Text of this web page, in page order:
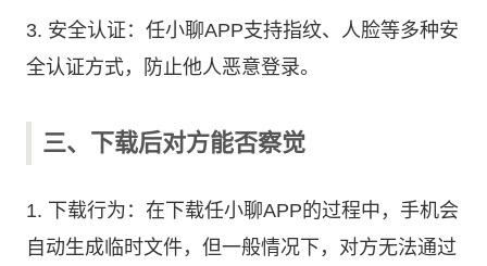
3. 安全认证：任小聊APP支持指纹、人脸等多种安
全认证方式，防止他人恶意登录。
三、下载后对方能否察觉
1. 下载行为：在下载任小聊APP的过程中，手机会
自动生成临时文件，但一般情况下，对方无法通过